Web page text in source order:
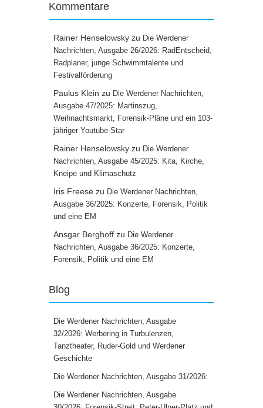
Kommentare
Rainer Henselowsky zu Die Werdener
Nachrichten, Ausgabe 26/2026: RadEntscheid,
Radplaner, junge Schwimmtalente und
Festivalförderung
Paulus Klein zu Die Werdener Nachrichten,
Ausgabe 47/2025: Martinszug,
Weihnachtsmarkt, Forensik-Pläne und ein 103-
jähriger Youtube-Star
Rainer Henselowsky zu Die Werdener
Nachrichten, Ausgabe 45/2025: Kita, Kirche,
Kneipe und Klimaschutz
Iris Freese zu Die Werdener Nachrichten,
Ausgabe 36/2025: Konzerte, Forensik, Politik
und eine EM
Ansgar Berghoff zu Die Werdener
Nachrichten, Ausgabe 36/2025: Konzerte,
Forensik, Politik und eine EM
Blog
Die Werdener Nachrichten, Ausgabe
32/2026: Werbering in Turbulenzen,
Tanztheater, Ruder-Gold und Werdener
Geschichte
Die Werdener Nachrichten, Ausgabe 31/2026:
Die Werdener Nachrichten, Ausgabe